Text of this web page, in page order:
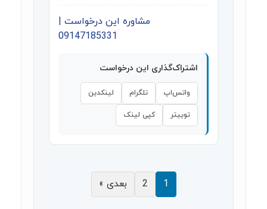
مشاوره این درخواست |
09147185331
اشتراک‌گذاری این درخواست
واتس‌اپ تلگرام لینکدین
توییتر کپی لینک
1
2 بعدی »